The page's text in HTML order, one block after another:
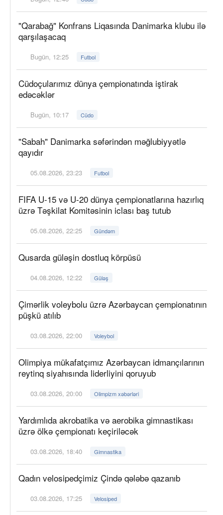
"Qarabağ" Konfrans Liqasında Danimarka klubu ilə
qarşılaşacaq
Bugün, 12:25 Futbol
Cüdoçularımız dünya çempionatında iştirak
edəcəklər
Bugün, 10:17 Cüdo
"Sabah" Danimarka səfərindən məğlubiyyətlə
qayıdır
05.08.2026, 23:23 Futbol
FIFA U-15 və U-20 dünya çempionatlarına hazırlıq
üzrə Təşkilat Komitəsinin iclası baş tutub
05.08.2026, 22:25 Gündəm
Qusarda güləşin dostluq körpüsü
04.08.2026, 12:22 Güləş
Çimərlik voleybolu üzrə Azərbaycan çempionatının
püşkü atılıb
03.08.2026, 22:00 Voleybol
Olimpiya mükafatçımız Azərbaycan idmançılarının
reytinq siyahısında liderliyini qoruyub
03.08.2026, 20:00 Olimpizm xəbərləri
Yardımlıda akrobatika və aerobika gimnastikası
üzrə ölkə çempionatı keçiriləcək
03.08.2026, 18:40 Gimnastika
Qadın velosipedçimiz Çində qələbə qazanıb
03.08.2026, 17:25 Velosiped